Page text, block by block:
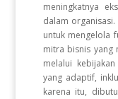
meningkatnya
dalam
untuk mengelola
mitra bisnis yang
melalui
yang adaptif,
karena itu,